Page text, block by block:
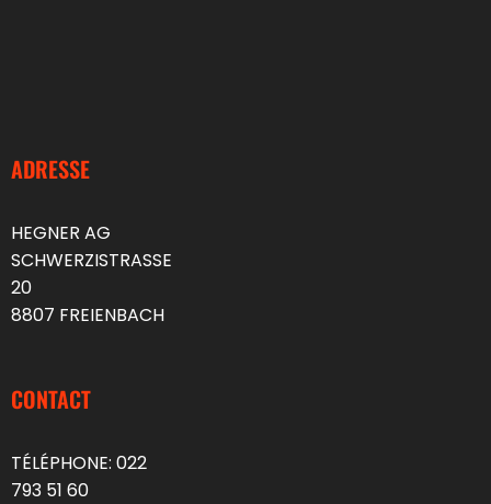
ADRESSE
HEGNER AG
SCHWERZISTRASSE
20
8807 FREIENBACH
CONTACT
TÉLÉPHONE: 022
793 51 60